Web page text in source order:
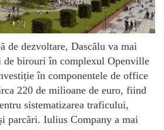
de dezvoltare, Dascălu va mai
birouri în complexul Openville
în componentele de office
220 de milioane de euro, fiind
sistematizarea traficului,
parcări. Iulius Company a mai